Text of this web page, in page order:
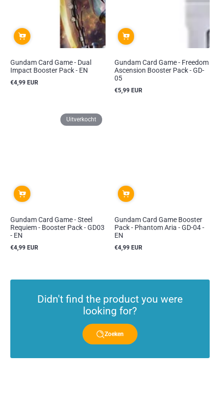
Gundam Card Game - Dual
Impact Booster Pack - EN
Reguliere
€4,99 EUR
Gundam Card Game - Freedom
Ascension Booster Pack - GD-
05
Reguliere
€5,99 EUR
Uitverkocht
Gundam Card Game - Steel
Requiem - Booster Pack - GD03
- EN
Reguliere
€4,99 EUR
Gundam Card Game Booster
Pack - Phantom Aria - GD-04 -
EN
Reguliere
€4,99 EUR
Didn't find the product you were
looking for?
Zoeken